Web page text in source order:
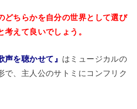
どちらかを自分の世界として選び
えて良いでしょう。
声を聴かせて』 はミュージカルの
で、主人公のサトミにコンフリク